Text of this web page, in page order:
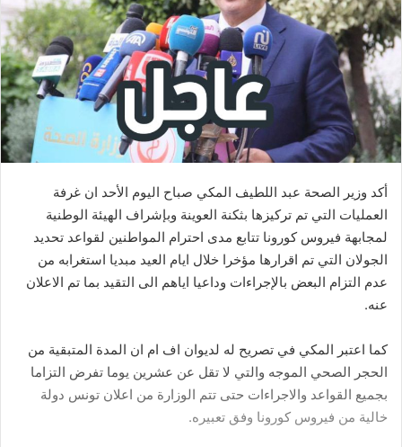
أكد وزير الصحة عبد اللطيف المكي صباح اليوم الأحد ان غرفة
العمليات التي تم تركيزها بثكنة العوينة وبإشراف الهيئة الوطنية
لمجابهة فيروس كورونا تتابع مدى احترام المواطنين لقواعد تحديد
الجولان التي تم اقرارها مؤخرا خلال ايام العيد مبديا استغرابه من
عدم التزام البعض بالإجراءات وداعيا اياهم الى التقيد بما تم الاعلان
عنه.
كما اعتبر المكي في تصريح له لديوان اف ام ان المدة المتبقية من
الحجر الصحي الموجه والتي لا تقل عن عشرين يوما تفرض التزاما
بجميع القواعد والاجراءات حتى تتم الوزارة من اعلان تونس دولة
خالية من فيروس كورونا وفق تعبيره.